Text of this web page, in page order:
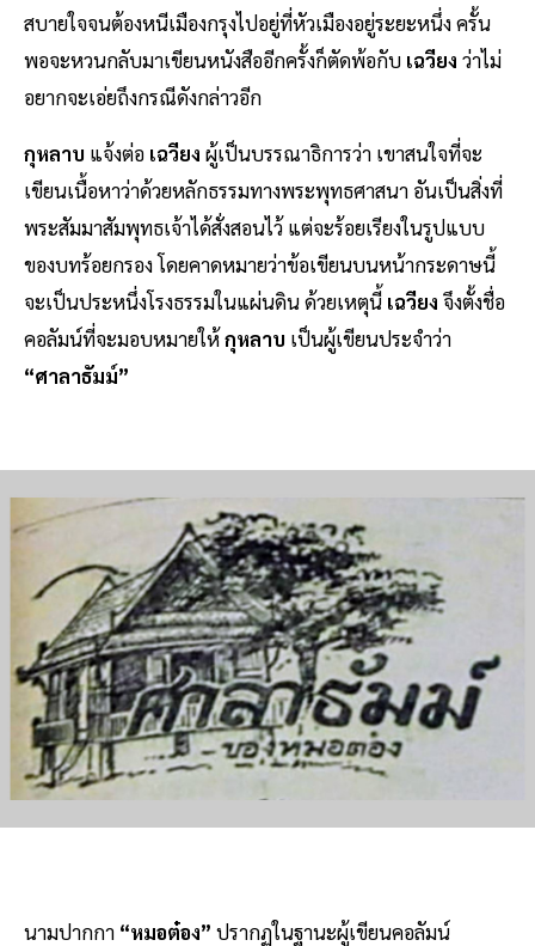
สบายใจจนต้องหนีเมืองกรุงไปอยู่ที่หัวเมืองอยู่ระยะหนึ่ง ครั้น
พอจะหวนกลับมาเขียนหนังสืออีกครั้งก็ตัดพ้อกับ เฉวียง ว่าไม่
อยากจะเอ่ยถึงกรณีดังกล่าวอีก
กุหลาบ แจ้งต่อ เฉวียง ผู้เป็นบรรณาธิการว่า เขาสนใจที่จะ
เขียนเนื้อหาว่าด้วยหลักธรรมทางพระพุทธศาสนา อันเป็นสิ่งที่
พระสัมมาสัมพุทธเจ้าได้สั่งสอนไว้ แต่จะร้อยเรียงในรูปแบบ
ของบทร้อยกรอง โดยคาดหมายว่าข้อเขียนบนหน้ากระดาษนี้
จะเป็นประหนึ่งโรงธรรมในแผ่นดิน ด้วยเหตุนี้ เฉวียง จึงตั้งชื่อ
คอลัมน์ที่จะมอบหมายให้กุหลาบ เป็นผู้เขียนประจำว่า
“ศาลาธัมม์”
นามปากกา “หมอต๋อง” ปรากฏในฐานะผู้เขียนคอลัมน์